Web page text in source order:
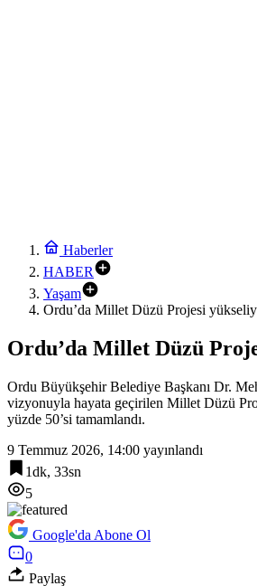
Haberler
HABER
Yaşam
Ordu’da Millet Düzü Projesi
Ordu’da Millet Düzü
Ordu Büyükşehir Belediye Başkanı Dr.
vizyonuyla hayata geçirilen Millet Düzü
yüzde 50’si tamamlandı.
9 Temmuz 2026, 14:00 yayınlandı
1dk, 33sn
5
Google'da Abone Ol
0
Paylaş